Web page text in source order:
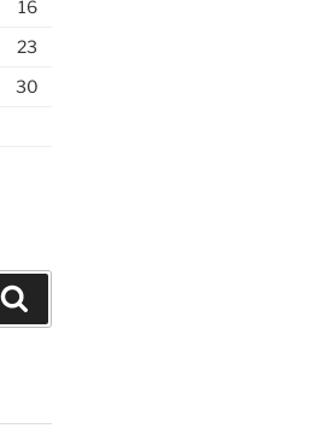
16
23
30